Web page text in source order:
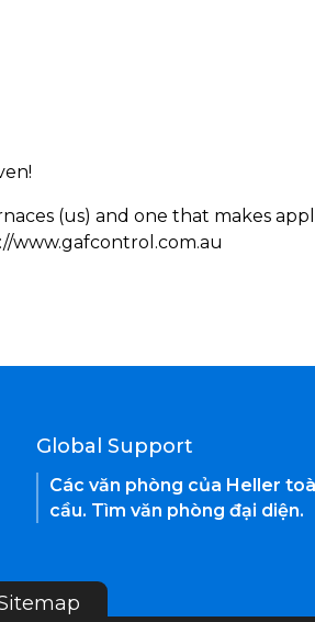
(us) and one that makes
www.gafcontrol.com.au
Global Support
Các văn phòng của Heller
cầu. Tìm văn phòng đại diện.